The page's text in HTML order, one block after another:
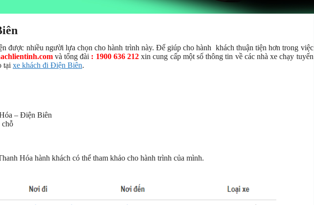
được nhiều người lựa chọn cho hành trình này. Để giúp cho hành khách thuận tiện hơn trong việc
và tổng đài : 1900 636 212 xin cung cấp một số thông tin về các nhà xe chạy tuyến
tại xe khách đi Điện Biên.
– Điện Biên
chỗ
Hóa hành khách có thể tham khảo cho hành trình của mình.